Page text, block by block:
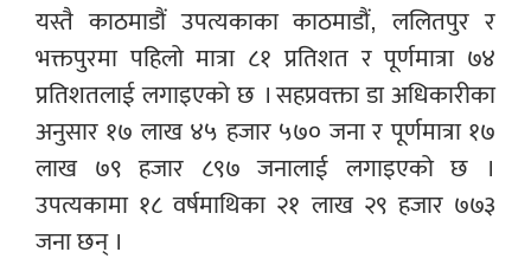
यस्तै काठमाडौं उपत्यकाका काठमाडौं, ललितपुर र
भक्तपुरमा पहिलो मात्रा ८१ प्रतिशत र पूर्णमात्रा ७४
प्रतिशतलाई लगाइएको छ । सहप्रवक्ता डा अधिकारीका
अनुसार १७ लाख ४५ हजार ५७० जना र पूर्णमात्रा १७
लाख ७९ हजार ८९७ जनालाई लगाइएको छ ।
उपत्यकामा १८ वर्षमाथिका २१ लाख २९ हजार ७७३
जना छन् ।